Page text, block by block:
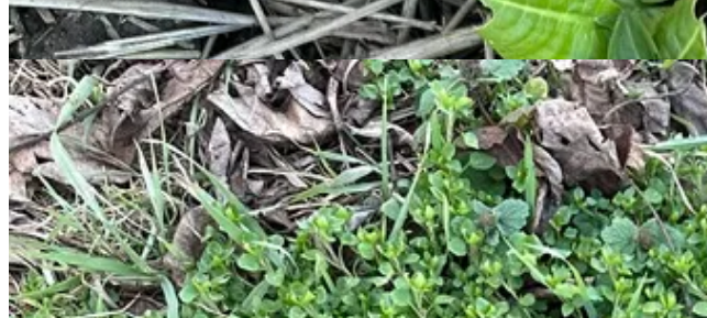
Tavalyról áttelelt növények, egyévesek, kétévesek, évelők. A mángold még adni fog pár hétig
adva, hasonlóan a zsenge sóskalevelekhez. Pár otthagyott hagyma is életre kelt.